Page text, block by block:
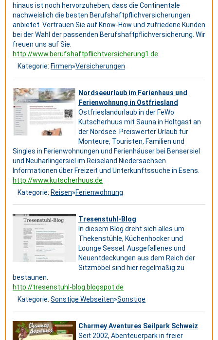
hinaus ist noch hervorzuheben, dass die Continentale
nachweislich die besten Berufshaftpflichversicherungen
anbietet. Vertrauen Sie auf Know-How und zufriedene Kunden
bei der Wahl der passenden Berufshaftpflichversicherung. Wir
freuen uns auf Sie.
http://www.berufshaftpflichtversicherung1.de
Kategorie: Firmen»Versicherungen
Nordseeurlaub im Ferienhaus und
Ferienwohnung in Ostfriesland
Ostfrieslandurlaub in der FeWo
Kutscherhuus mit Sauna in Holtgast an
der Nordsee. Preiswerter Urlaub für
Monteure, Touristen, Familien und
Singles in Ferienwohnungen und Ferienhäuser bei Bensersiel
und Neuharlingersiel im Reiseland Niedersachsen.
Informationen über Freizeit und Unterkunftssuche in Esens.
http://www.kutscherhuus.de
Kategorie: Reisen»Ferienwohnung
Tresenstuhl-Blog
In diesem Blog dreht sich alles um
Thekenstühle, Küchenhocker und
Lounge Sessel. Ausgefallenes und
Neuentdeckungen aus dem Reich der
Sitzmöbel sind hier regelmäßig zu
bestaunen.
http://tresenstuhl-blog.blogspot.de
Kategorie: Sonstige Webseiten»Sonstige
Charmey Aventures Seilpark Schweiz
Seit 2002, Abenteuerpark in freier